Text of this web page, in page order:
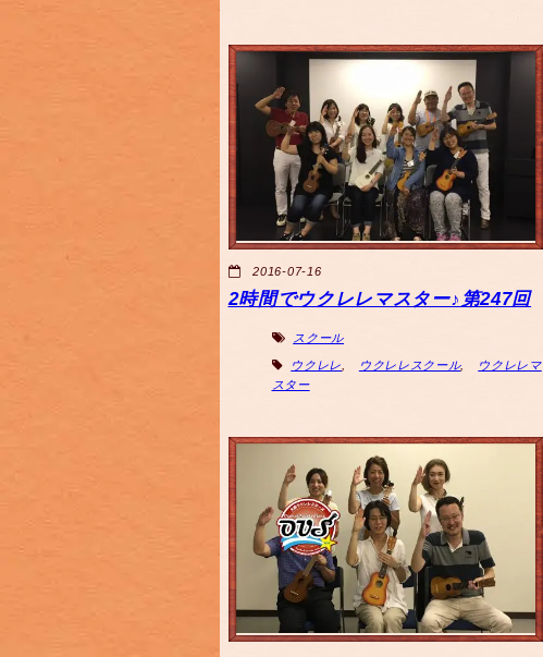
2016-07-16
2時間でウクレレマスター♪第247回
スクール
ウクレレ ウクレレスクール,
ウクレレマ
スター